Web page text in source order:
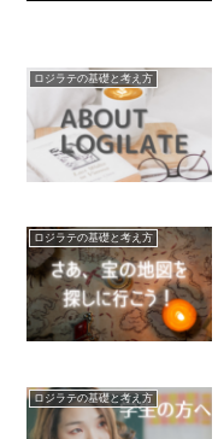
ロジラテの基礎と考え方
ロジラテの基礎と考え方
ロジラテの基礎と考え方